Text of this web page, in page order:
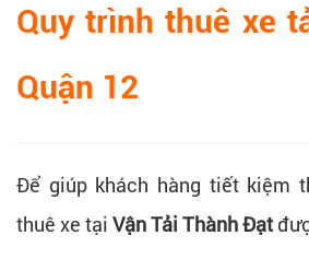
Quy trình thuê xe
Quận 12
Để giúp khách hàng tiết kiệm
thuê xe tại Vận Tải Thành Đạt